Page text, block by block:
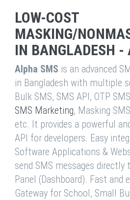
LOW-COST
MASKING/
IN BANGLADESH -
Alpha SMS is an advanced
in Bangladesh with multiple
Bulk SMS, SMS API, OTP
SMS Marketing, Masking
etc. It provides a powerful
API for developers. Easy
Software Applications &
send SMS messages directly
Panel (Dashboard). Fast and
Gateway for School, Small